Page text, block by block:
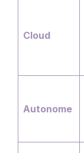
Cloud
Autonome